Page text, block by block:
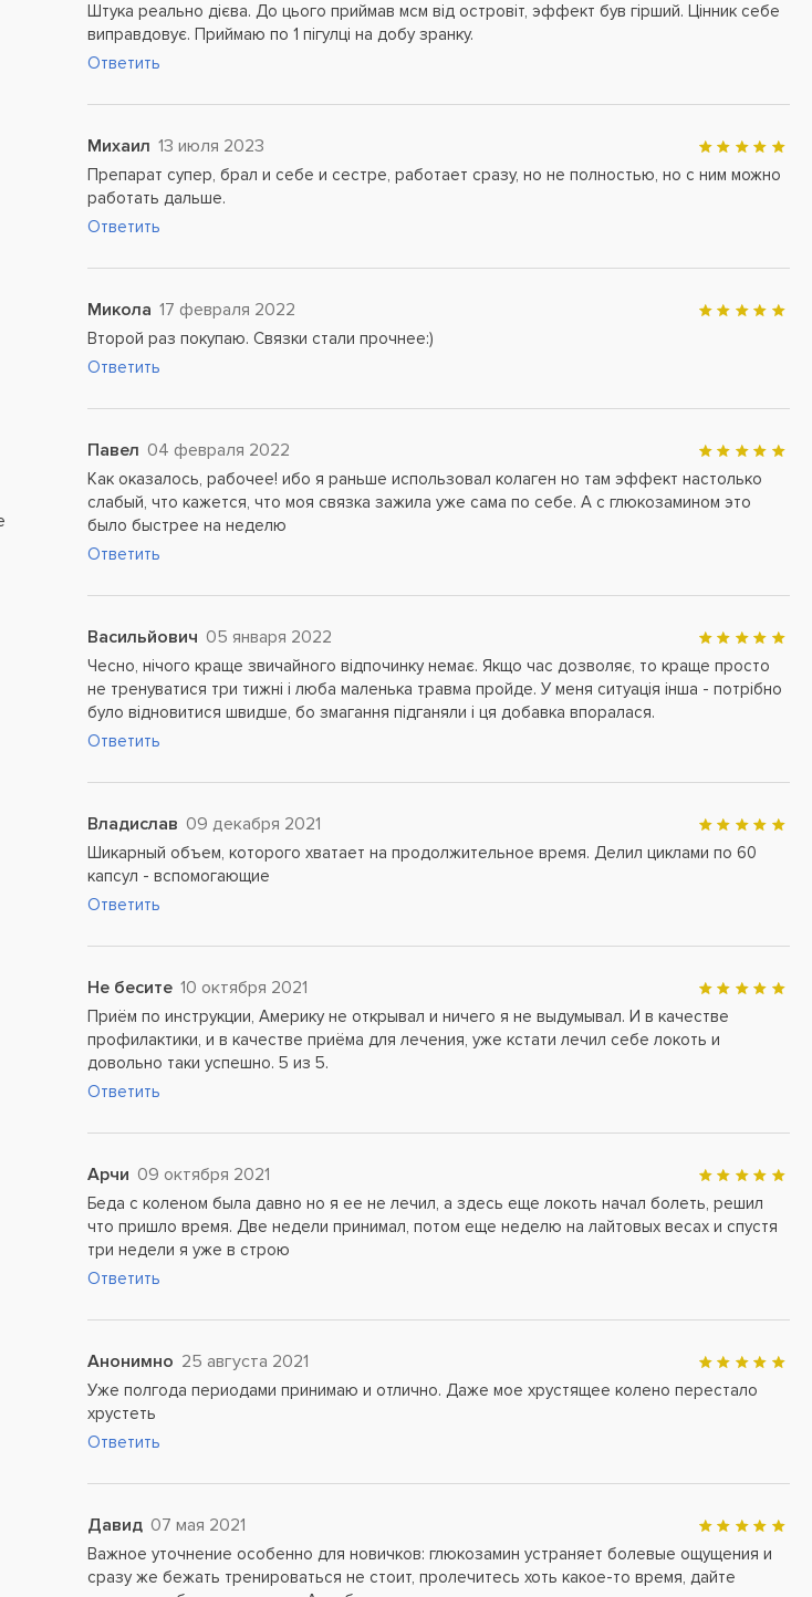
Штука реально дієва. До цього приймав мсм від островіт, эффект був гірший. Цінник себе
виправдовує. Приймаю по 1 пігулці на добу зранку.
Ответить
Михаил 13 июля 2023
Препарат супер, брал и себе и сестре, работает сразу, но не полностью, но с ним можно
работать дальше.
Ответить
Микола 17 февраля 2022
Второй раз покупаю. Связки стали прочнее:)
Ответить
Павел 04 февраля 2022
Как оказалось, рабочее! ибо я раньше использовал колаген но там эффект настолько
слабый, что кажется, что моя связка зажила уже сама по себе. А с глюкозамином это
было быстрее на неделю
Ответить
Васильйович 05 января 2022
Чесно, нічого краще звичайного відпочинку немає. Якщо час дозволяє, то краще просто
не тренуватися три тижні і люба маленька травма пройде. У меня ситуація інша - потрібно
було відновитися швидше, бо змагання підганяли і ця добавка впоралася.
Ответить
Владислав 09 декабря 2021
Шикарный объем, которого хватает на продолжительное время. Делил циклами по 60
капсул - вспомогающие
Ответить
Не бесите 10 октября 2021
Приём по инструкции, Америку не открывал и ничего я не выдумывал. И в качестве
профилактики, и в качестве приёма для лечения, уже кстати лечил себе локоть и
довольно таки успешно. 5 из 5.
Ответить
Арчи 09 октября 2021
Беда с коленом была давно но я ее не лечил, а здесь еще локоть начал болеть, решил
что пришло время. Две недели принимал, потом еще неделю на лайтовых весах и спустя
три недели я уже в строю
Ответить
Анонимно 25 августа 2021
Уже полгода периодами принимаю и отлично. Даже мое хрустящее колено перестало
хрустеть
Ответить
Давид 07 мая 2021
Важное уточнение особенно для новичков: глюкозамин устраняет болевые ощущения и
сразу же бежать тренироваться не стоит, пролечитесь хоть какое-то время, дайте